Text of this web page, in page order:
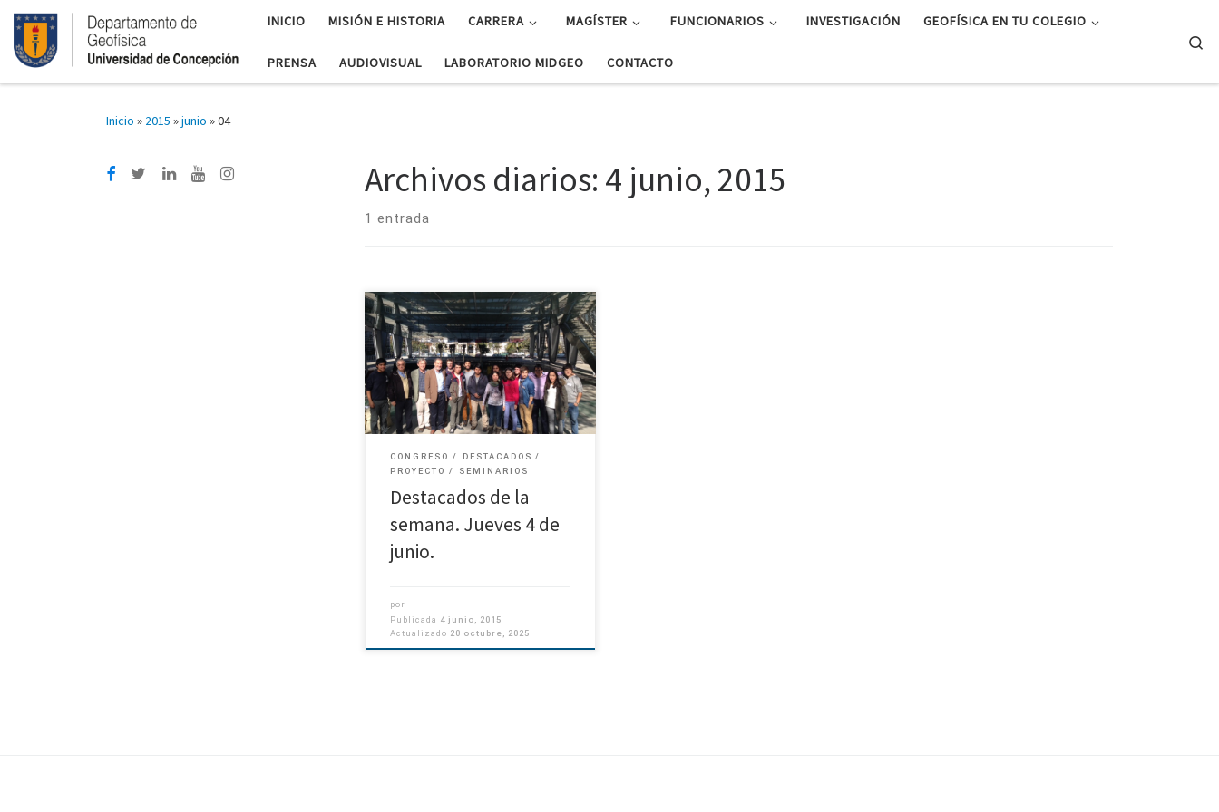
INICIO MISIÓN E HISTORIA CARRERA MAGÍSTER FUNCIONARIOS INVESTIGACIÓN GEOFÍSICA EN TU COLEGIO
PRENSA AUDIOVISUAL LABORATORIO MIDGEO CONTACTO
Inicio » 2015 »junio »04
Archivos diarios: 4 junio, 2015
1 entrada
Geofísicos participan en taller
internacional de Sismología
“Workshop on National Geophysical
Networks in Latin America” fue el
nombre del taller que reunió entre el
25 y 30 de mayo, a […]
CONGRESO
DESTACADOS
PROYECTO
SEMINARIOS
Destacados de la
semana. Jueves 4 de
junio.
por
Publicada 4 junio, 2015
Actualizado 20 octubre, 2025